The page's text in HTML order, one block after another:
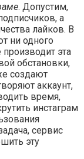
. Допустим,
а
лайков. В
ни одного
эта
обстановки,
создают
аккаунт,
время,
инстаграм
сервис
эту